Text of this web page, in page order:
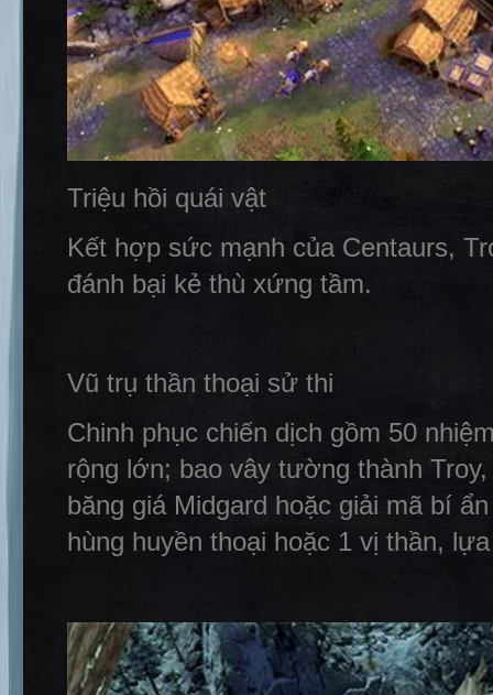
Triệu hồi quái vật
Kết hợp sức mạnh của Centaurs,
đánh bại kẻ thù xứng tầm.
Vũ trụ thần thoại sử thi
Chinh phục chiến dịch gồm 50
rộng lớn; bao vây tường thành
băng giá Midgard hoặc giải mã bí
hùng huyền thoại hoặc 1 vị thần,